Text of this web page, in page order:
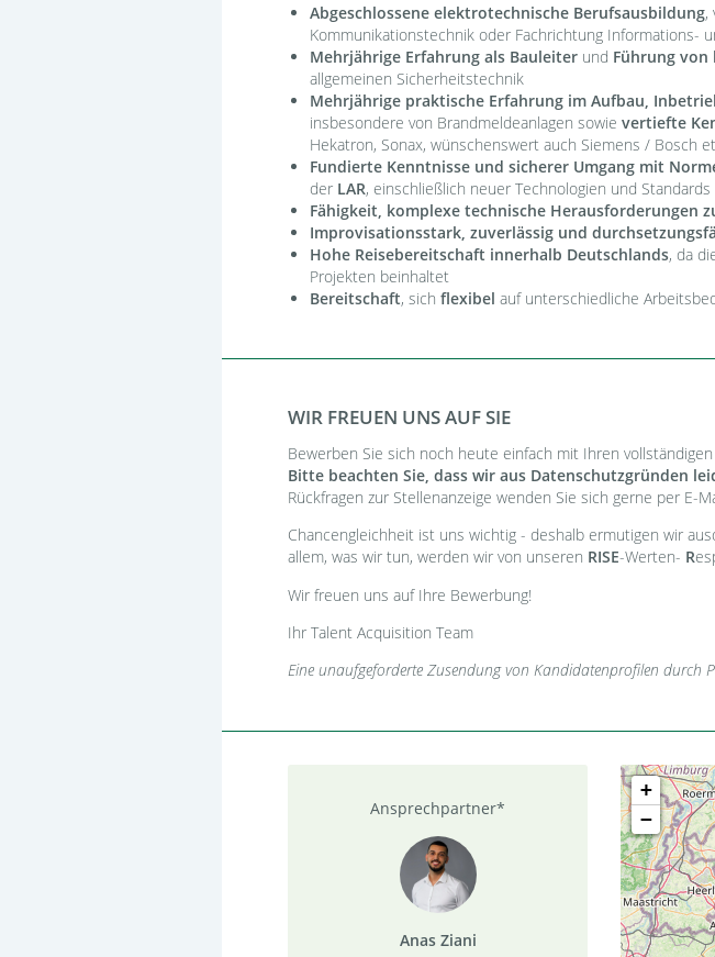
Abgeschlossene elektrotechnische Berufsausbildung,
Kommunikationstechnik oder Fachrichtung Informations-
Mehrjährige Erfahrung als Bauleiter und Führung von
allgemeinen Sicherheitstechnik
Mehrjährige praktische Erfahrung im Aufbau,
insbesondere von Brandmeldeanlagen sowie vertiefte
Hekatron, Sonax, wünschenswert auch Siemens / Bosch
Fundierte Kenntnisse und sicherer Umgang mit
der LAR, einschließlich neuer Technologien und Standards
Fähigkeit, komplexe technische Herausforderungen
Improvisationsstark, zuverlässig und
Hohe Reisebereitschaft innerhalb Deutschlands, da
Projekten beinhaltet
Bereitschaft, sich flexibel auf unterschiedliche
WIR FREUEN UNS AUF SIE
Bewerben Sie sich noch heute einfach mit Ihren
Bitte beachten Sie, dass wir aus Datenschutzgründen
Rückfragen zur Stellenanzeige wenden Sie sich gerne per E-
Chancengleichheit ist uns wichtig - deshalb ermutigen wir
allem, was wir tun, werden wir von unseren RISE-Werten- R
Wir freuen uns auf Ihre Bewerbung!
Ihr Talent Acquisition Team
Eine unaufgeforderte Zusendung von Kandidatenprofilen durch
Ansprechpartner*
Anas Ziani
+
−